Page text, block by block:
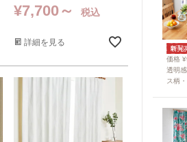
¥7,700 税込
詳細を見る
価格
透明
ス柄